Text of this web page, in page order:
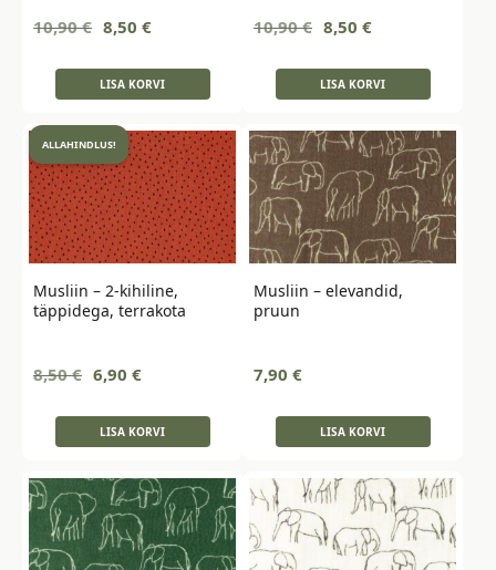
10,90€ Algne
oli:
10,90 €.
8,50 €Current
is:
LISA KORVI
10,90€ Algne
oli:
8,50 €Current
is:
LISA KORVI
ALLAHINDLUS!
Musliin – 2-kihiline,
täppidega, terrakota
8,50€ Algne
oli:
6,90 €Current
is:
LISA KORVI
Musliin – elevandid,
pruun
7,90 €
LISA KORVI